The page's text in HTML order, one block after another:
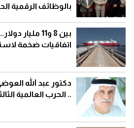
بالوظائف الرقمية
بين 8 و11
اتفاقيات ضخمة
دكتور عبد الله
.. الحرب العالمية